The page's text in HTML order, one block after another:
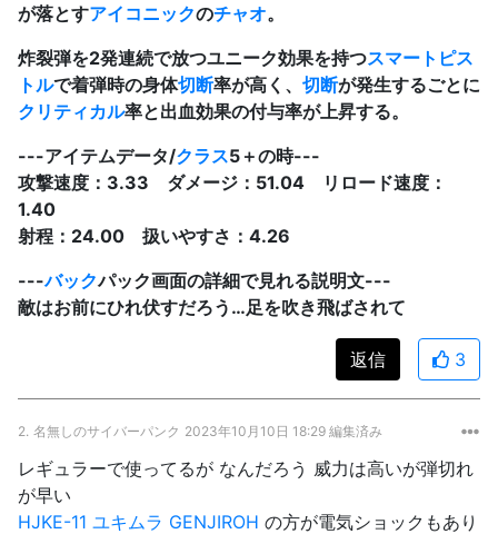
が落とすアイコニックのチャオ。
炸裂弾を2発連続で放つユニーク効果を持つスマート ピス
トルで着弾時の身体切断率が高く、 切断が発生するごとに
クリティカル率と出血効果の付与率が上昇する。
---アイテムデータ/クラス5＋の時---
攻撃速度：3.33 ダメージ：51.04 リロード速度：
1.40
射程：24.00 扱いやすさ：4.26
---バックパック画面の詳細で見れる説明文---
敵はお前にひれ伏すだろう…足を吹き飛ばされて
返信 3
2. 名無しのサイバーパンク 2023年10月10日 18:29 編集済み
レギュラーで使ってるが なんだろう 威力は高いが弾切れ
が早い
HJKE-11 ユキムラ GENJIROH の方が電気ショックもあり